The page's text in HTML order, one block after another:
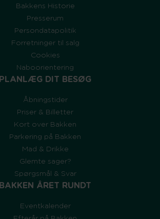
Bakkens Historie
Presserum
Persondatapolitik
Forretninger til salg
Cookies
Naboorientering
PLANLÆG DIT BESØG
Åbningstider
Priser & Billetter
Kort over Bakken
Parkering på Bakken
Mad & Drikke
Glemte sager?
Spørgsmål & Svar
BAKKEN ÅRET RUNDT
Eventkalender